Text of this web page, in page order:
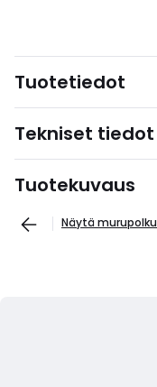
Tuotetiedot
Tekniset tiedot
Tuotekuvaus
Näytä murupolku